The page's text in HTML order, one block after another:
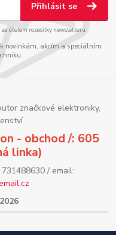
Přihlásit se
za účelem rozesílky newsletteru.
novinkám, akcím a speciálním
značkové elektroniky,
- obchod /: 605
linka)
/ email: